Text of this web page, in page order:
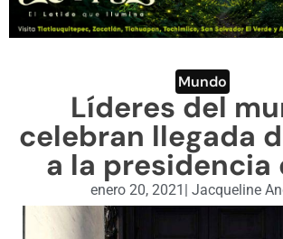
DEPORTES
ENGLISH SECTION
VIDEOS
Mundo
Líderes del
celebran llegada
a la presidencia
enero 20, 2021 | Jacqueline